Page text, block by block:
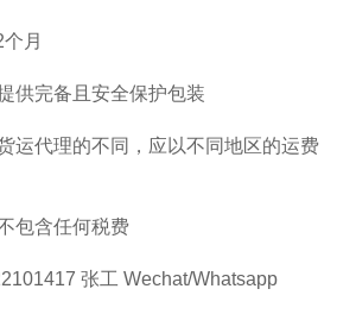
月
供完备且安全保护包装
运代理的不同，应以不同地区的运费
包含任何税费
张工 Wechat/Whatsapp